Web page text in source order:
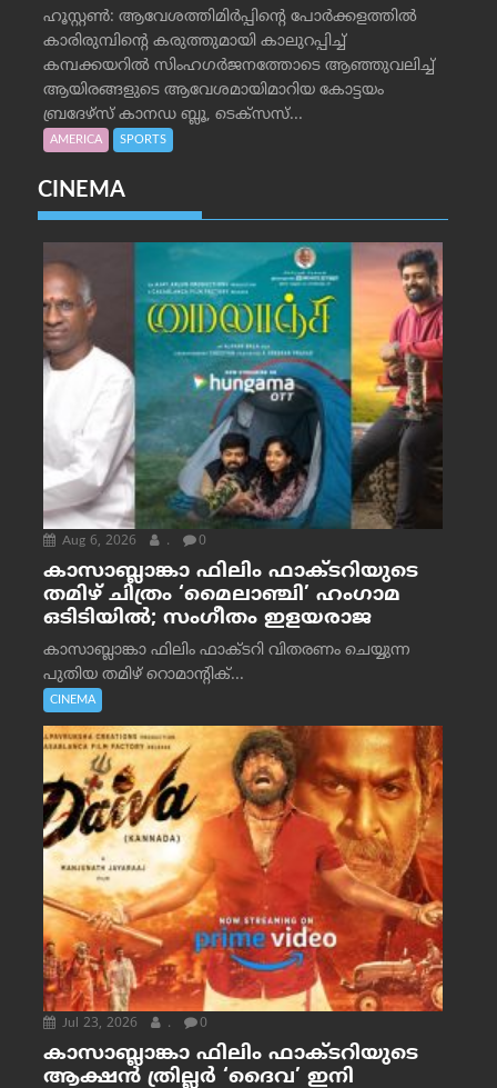
ഹൂസ്റ്റണ്‍: ആവേശത്തിമിര്‍പ്പിന്റെ പോര്‍ക്കളത്തില്‍
കാരിരുമ്പിന്റെ കരുത്തുമായി കാലുറപ്പിച്ച്
കമ്പക്കയറില്‍ സിംഹഗര്‍ജനത്തോടെ ആഞ്ഞുവലിച്ച്
ആയിരങ്ങളുടെ ആവേശമായിമാറിയ കോട്ടയം
ബ്രദേഴ്‌സ് കാനഡ ബ്ലൂ, ടെക്‌സസ്...
AMERICA SPORTS
CINEMA
Aug 6, 2026 . 0
കാസാബ്ലാങ്കാ ഫിലിം ഫാക്ടറിയുടെ
തമിഴ് ചിത്രം ‘മൈലാഞ്ചി’ ഹംഗാമ
ഒടിടിയിൽ; സംഗീതം ഇളയരാജ
കാസാബ്ലാങ്കാ ഫിലിം ഫാക്ടറി വിതരണം ചെയ്യുന്ന
പുതിയ തമിഴ് റൊമാന്റിക്...
CINEMA
Jul 23, 2026 . 0
കാസാബ്ലാങ്കാ ഫിലിം ഫാക്ടറിയുടെ
ആക്ഷൻ ത്രില്ലർ ‘ദൈവ’ ഇനി